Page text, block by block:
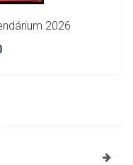
2026